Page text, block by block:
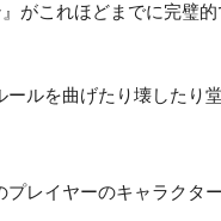
がこれほどまでに完璧的
ルを曲げたり壊したり
レイヤーのキャラクタ